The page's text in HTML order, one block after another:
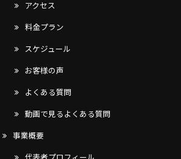
アクセス
料金プラン
スケジュール
お客様の声
よくある質問
動画で見るよくある質問
事業概要